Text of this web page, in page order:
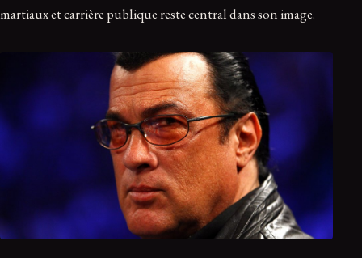
martiaux et carrière publique reste central dans son image.